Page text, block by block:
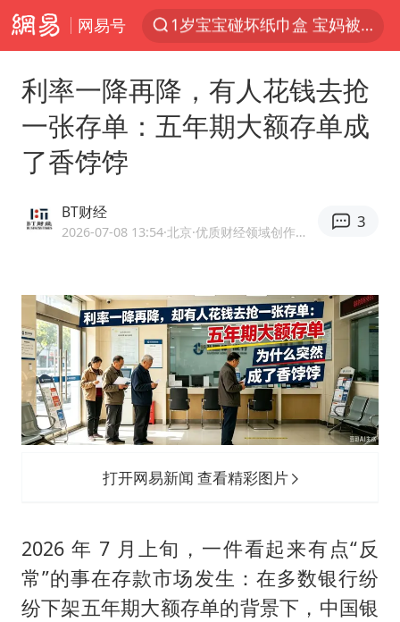
网易号
以“新”破局 首发经济点亮城市消费活力
台风白海豚逼近 暴雨大暴雨来袭
47岁妈妈突然产女 26岁女儿：很震惊
A股开盘：民爆、CPO等概念走强
21楼高空抛物嫌疑人被拘留
男子杀人后逃进深山21年活得像野人
日韩股市高开跳水 SK海力士下挫转跌
台风白海豚最新路径研判来了
OpenAI为免费用户升级GPT-5.6 Luna
“深圳地面沉降致车辆损坏”不实
男子结婚8年发现3个女儿均非亲生
奋进开新局 实干挑大梁
利率一降再降，有人花钱去抢
一张存单：五年期大额存单成
了香饽饽
BT财经
2026-07-08 13:54·北京 ·优质财经领域创作者 国家网信办首批境内金融信息服务备案机构
3
打开网易新闻 查看精彩图片
2026 年 7 月上旬，一件看起来有点“反
常”的事在存款市场发生：在多数银行纷
纷下架五年期大额存单的背景下，中国银